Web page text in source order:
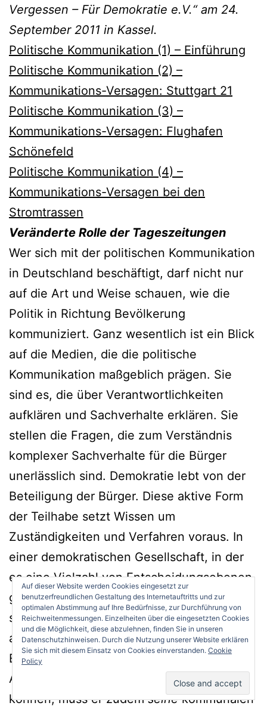
Vergessen – Für Demokratie e.V.“ am 24.
September 2011 in Kassel.
Politische Kommunikation (1) – Einführung
Politische Kommunikation (2) –
Kommunikations-Versagen: Stuttgart 21
Politische Kommunikation (3) –
Kommunikations-Versagen: Flughafen
Schönefeld
Politische Kommunikation (4) –
Kommunikations-Versagen bei den
Stromtrassen
Veränderte Rolle der Tageszeitungen
Wer sich mit der politischen Kommunikation
in Deutschland beschäftigt, darf nicht nur
auf die Art und Weise schauen, wie die
Politik in Richtung Bevölkerung
kommuniziert. Ganz wesentlich ist ein Blick
auf die Medien, die die politische
Kommunikation maßgeblich prägen. Sie
sind es, die über Verantwortlichkeiten
aufklären und Sachverhalte erklären. Sie
stellen die Fragen, die zum Verständnis
komplexer Sachverhalte für die Bürger
unerlässlich sind. Demokratie lebt von der
Beteiligung der Bürger. Diese aktive Form
der Teilhabe setzt Wissen um
Zuständigkeiten und Verfahren voraus. In
einer demokratischen Gesellschaft, in der
es eine Vielzahl von Entscheidungsebenen
gibt, muss der mündige Bürger in der Lage
sein, sich immer neues Wissen selbst aktiv
anzueignen. Um sich ein Bild von den
Entscheidungsstrukturen, den politischen
Akteuren und ihren Netzwerken machen zu
können, muss er zudemseinekommunalen
Auf dieser Website werden Cookies eingesetzt zur
benutzerfreundlichen Gestaltung des Internetauftritts und zur
optimalen Abstimmung auf Ihre Bedürfnisse, zur Durchführung von
Reichweitenmessungen. Einzelheiten über die eingesetzten Cookies
und die Möglichkeit, diese abzulehnen, finden Sie in unseren
Datenschutzhinweisen. Durch die Nutzung unserer Website erklären
Sie sich mit diesem Einsatz von Cookies einverstanden. Cookie
Policy